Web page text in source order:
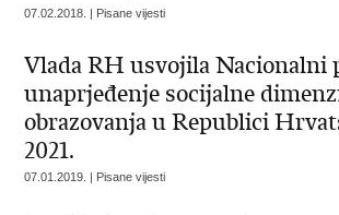
07.02.2018. | Pisane vijesti
Vlada RH usvojila Nacionalni
unaprjeđenje socijalne
obrazovanja u Republici
2021.
07.01.2019. | Pisane vijesti